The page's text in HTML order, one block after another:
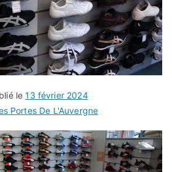
le13 février 2024
Portes De L'Auvergne